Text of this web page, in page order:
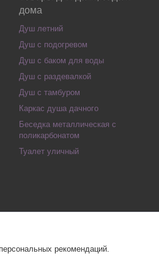
дома
Душ летний
Душ с подогревом
Душ с баком для воды
Душ с раздевалкой
Душ с тамбуром
Каркас душа дачного
Беседка металлическая с
поликарбонатом
Туалет уличный
рекомендаций.